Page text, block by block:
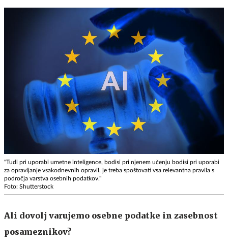
"Tudi pri uporabi umetne inteligence, bodisi pri njenem učenju bodisi pri uporabi
za opravljanje vsakodnevnih opravil, je treba spoštovati vsa relevantna pravila s
področja varstva osebnih podatkov."
Foto: Shutterstock
Ali dovolj varujemo osebne podatke in zasebnost
posameznikov?